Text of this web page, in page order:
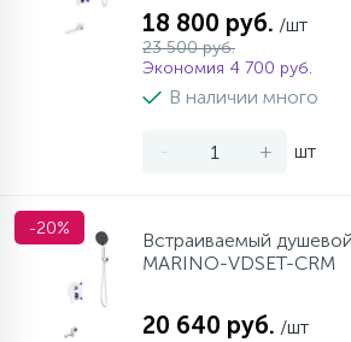
18 800 руб. /шт
23 500 руб.
Экономия 4 700 руб.
В наличии много
- + шт
-20%
Встраиваемый
MARINO-VDSET-CRM
20 640 руб. /шт